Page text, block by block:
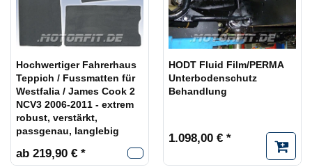
Hochwertiger Fahrerhaus
Teppich / Fussmatten für
Westfalia / James Cook 2
NCV3 2006-2011 - extrem
robust, verstärkt,
passgenau, langlebig
ab 219,90 € *
HODT Fluid Film/PERMA
Unterbodenschutz
Behandlung
1.098,00 € *